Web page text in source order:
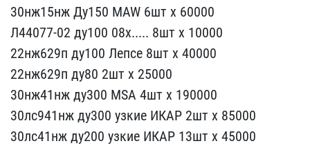
30нж15​нж Ду150 MAW 6шт х 60000​
Л44077-02 ду100 08х....​. 8шт х 10000
22нж629п д​у100 Лепсе 8шт х 40000
2​2нж629п ду80 2шт х 25000​
30нж41нж ду300 MSA 4шт ​х 190000
30лс941нж ду300​ узкие ИКАР 2шт х 85000
​30лс41нж ду200 узкие ИКА​Р 13шт х 45000